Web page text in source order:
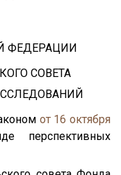
ФЕДЕРАЦИИ
СОВЕТА
от 16 октября
перспективных